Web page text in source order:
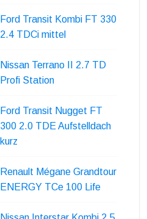
Ford Transit Kombi FT 330
2.4 TDCi mittel
Nissan Terrano II 2.7 TD
Profi Station
Ford Transit Nugget FT
300 2.0 TDE Aufstelldach
kurz
Renault Mégane Grandtour
ENERGY TCe 100 Life